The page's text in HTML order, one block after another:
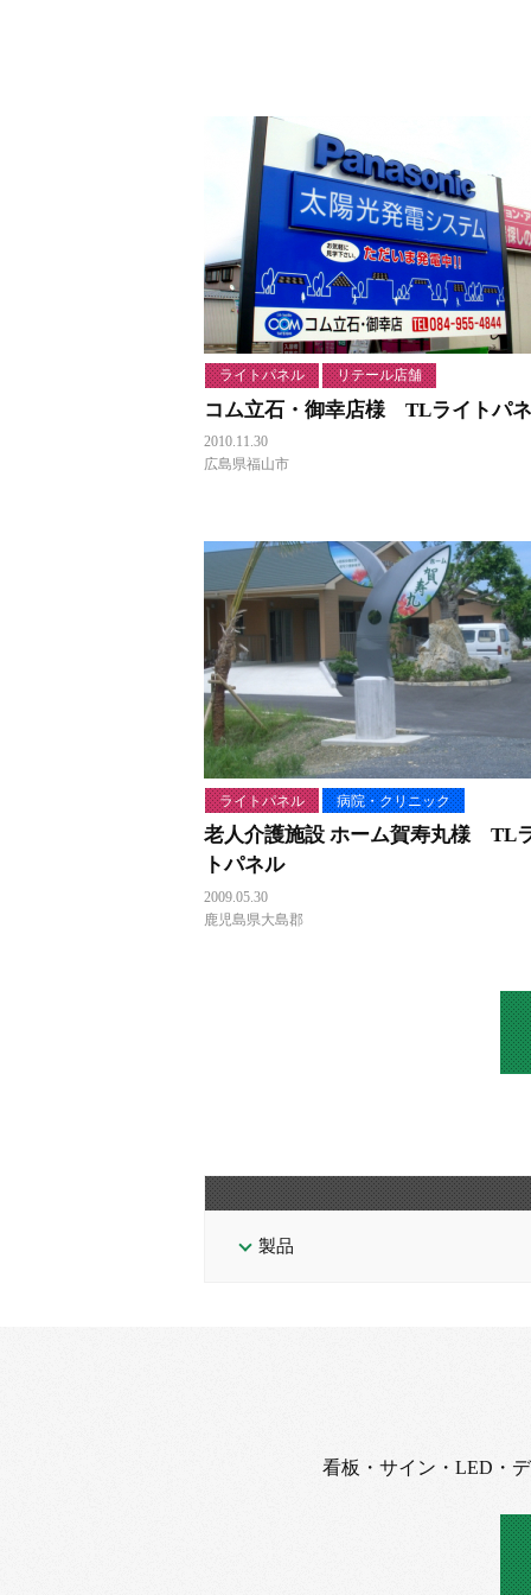
ライトパネル リテール店舗
コム立石・御幸店様 TLライトパ
2010.11.30
広島県福山市
ライトパネル 病院・クリニック
老人介護施設 ホーム賀寿丸様 TL
トパネル
2009.05.30
鹿児島県大島郡
製品
看板・サイン・LED・